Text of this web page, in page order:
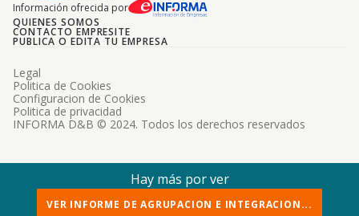
Información ofrecida por
QUIENES SOMOS
CONTACTO EMPRESITE
PUBLICA O EDITA TU EMPRESA
INFORMA D&B © 2024. Todos los derechos reservados
Legal
Politica de Cookies
Configuracion de Cookies
Politica de privacidad
Hay más por ver
VER INFORME DE AGRUPACION E INTEGRACION...